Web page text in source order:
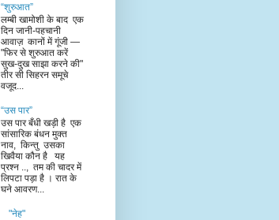
“शुरुआत”
लम्बी खामोशी के बाद एक
दिन जानी-पहचानी
आवाज़ कानों में गूंजी —
"फिर से शुरुआत करें
सुख-दुख साझा करने की"
तीर सी सिहरन समूचे
वजूद...
“उस पार”
उस पार बँधी खड़ी है एक
सांसारिक बंधन मुक्त
नाव, किन्तु उसका
खिवैया कौन है यह
प्रश्न .., तम की चादर में
लिपटा पड़ा है । रात के
घने आवरण...
"नेह"